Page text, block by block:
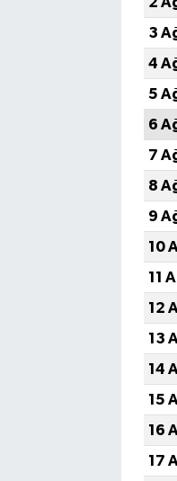
3
4
5
6
7
8
9
10
11
12
13
14
15
16
17